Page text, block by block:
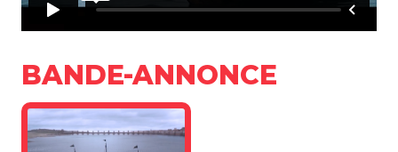
BANDE-ANNONCE